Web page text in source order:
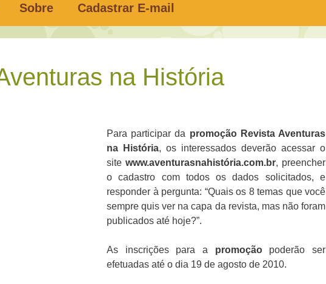
Sobre Cadastrar E-mail
na História
Para participar da promoção Revista Aventuras
na História, os interessados deverão acessar o
site www.aventurasnahistória.com.br, preencher
o cadastro com todos os dados solicitados, e
responder à pergunta: “Quais os 8 temas que você
sempre quis ver na capa da revista, mas não foram
publicados até hoje?”.
As inscrições para a promoçãopoderão ser
efetuadas até o dia 19 de agosto de 2010.